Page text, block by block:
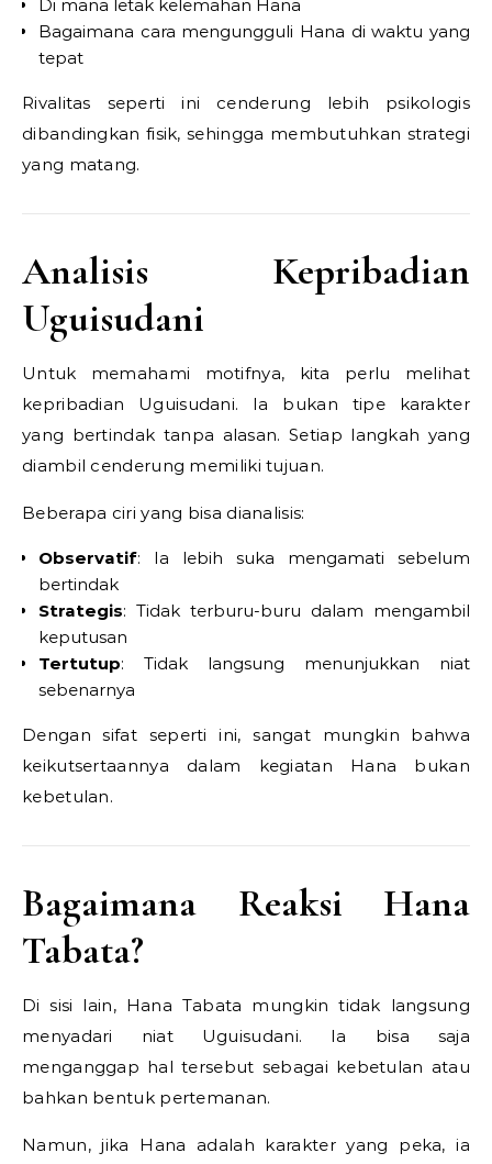
Di mana letak kelemahan Hana
Bagaimana cara mengungguli Hana di waktu yang
tepat
Rivalitas seperti ini cenderung lebih psikologis
dibandingkan fisik, sehingga membutuhkan strategi
yang matang.
Analisis Kepribadian
Uguisudani
Untuk memahami motifnya, kita perlu melihat
kepribadian Uguisudani. Ia bukan tipe karakter
yang bertindak tanpa alasan. Setiap langkah yang
diambil cenderung memiliki tujuan.
Beberapa ciri yang bisa dianalisis:
Observatif: Ia lebih suka mengamati sebelum
bertindak
Strategis: Tidak terburu-buru dalam mengambil
keputusan
Tertutup: Tidak langsung menunjukkan niat
sebenarnya
Dengan sifat seperti ini, sangat mungkin bahwa
keikutsertaannya dalam kegiatan Hana bukan
kebetulan.
Bagaimana Reaksi Hana
Tabata?
Di sisi lain, Hana Tabata mungkin tidak langsung
menyadari niat Uguisudani. Ia bisa saja
menganggap hal tersebut sebagai kebetulan atau
bahkan bentuk pertemanan.
Namun, jika Hana adalah karakter yang peka, ia